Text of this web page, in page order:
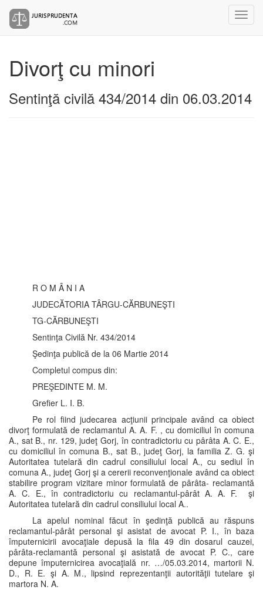
Divorţ cu minori
Sentinţă civilă 434/2014 din 06.03.2014
R O M Â N I A
JUDECĂTORIA TÂRGU-CĂRBUNEŞTI
TG-CĂRBUNEŞTI
Sentinţa Civilă Nr. 434/2014
Şedinţa publică de la 06 Martie 2014
Completul compus din:
PREŞEDINTE M. M.
Grefier L. I. B.
Pe rol fiind judecarea acţiunii principale având ca obiect
divorţ formulată de reclamantul A. A. F. , cu domiciliul în comuna
A., sat B., nr. 129, judeţ Gorj, în contradictoriu cu pârâta A. C. E.,
cu domiciliul în comuna B., sat B., judeţ Gorj, la familia Z. G. şi
Autoritatea tutelară din cadrul consiliului local A., cu sediul în
comuna A., judeţ Gorj şi a cererii reconvenţionale având ca obiect
stabilire program vizitare minor formulată de pârâta- reclamantă
A. C. E., în contradictoriu cu reclamantul-pârât A. A. F. şi
Autoritatea tutelară din cadrul consiliului local A..
La apelul nominal făcut în şedinţă publică au răspuns
reclamantul-pârât personal şi asistat de avocat P. I., în baza
împuternicirii avocaţiale depusă la fila 49 din dosarul cauzei,
pârâta-reclamantă personal şi asistată de avocat P. C., care
depune împuternicirea avocaţială nr. …/05.03.2014, martorii N.
D., R. E. şi A. M., lipsind reprezentanţii autorităţii tutelare şi
martora N. A.